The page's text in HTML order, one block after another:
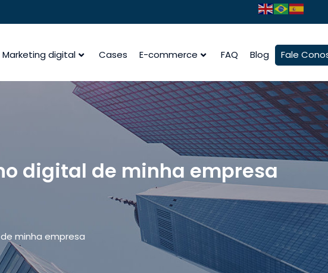
Marketing digital Cases E-commerce FAQ Blog Fale
digital de minha empresa
minha empresa